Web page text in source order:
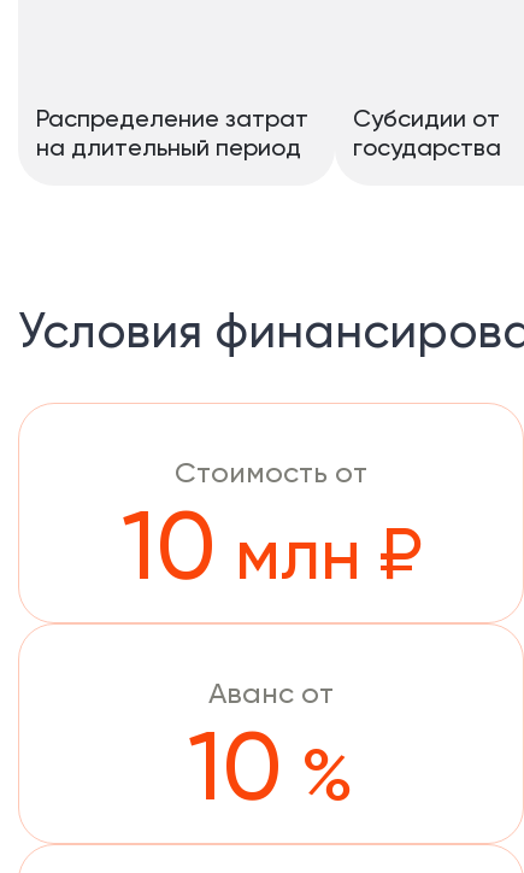
Распределение затрат
на длительный период
Субсидии от
государства
Условия
Стоимость от
10 млн ₽
Аванс от
10 %